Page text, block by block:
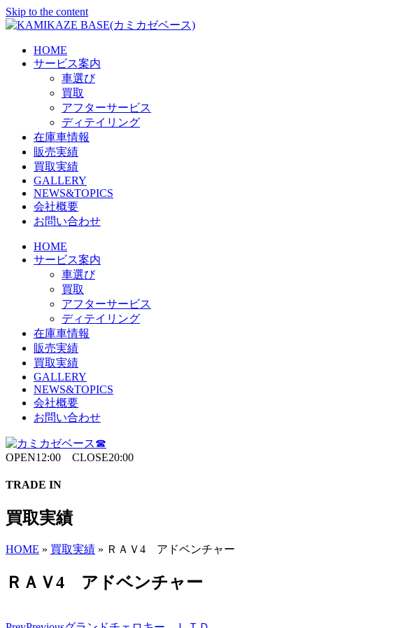
Skip to the content
HOME
サービス案内
車選び
買取
アフターサービス
ディテイリング
在庫車情報
販売実績
買取実績
GALLERY
NEWS&TOPICS
会社概要
お問い合わせ
HOME
サービス案内
車選び
買取
アフターサービス
ディテイリング
在庫車情報
販売実績
買取実績
GALLERY
NEWS&TOPICS
会社概要
お問い合わせ
OPEN12:00 CLOSE20:00
TRADE IN
買取実績
HOME » 買取実績 » ＲＡＶ4 アドベンチャー
ＲＡＶ4 アドベンチャー